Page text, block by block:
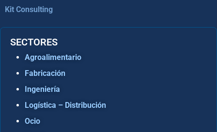
Kit Consulting
SECTORES
Agroalimentario
Fabricación
Ingeniería
Logística – Distribución
Ocio